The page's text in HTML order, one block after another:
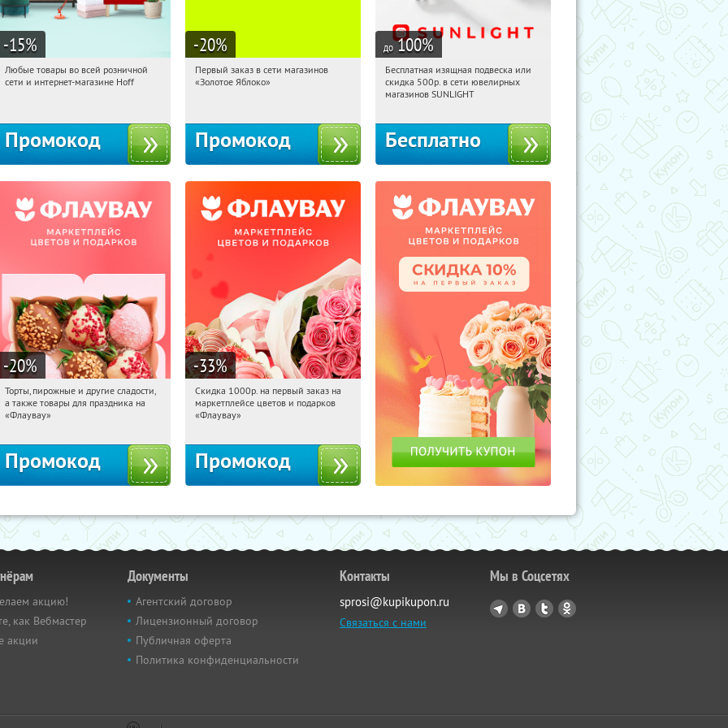
-15%
20:44:32 Получили:
Любые товары во всей розничной
сети и интернет-магазине Hoff
Промокод
-20%
20:44:32
Получи первым!
Первый заказ в сети магазинов
«Золотое Яблоко»
Промокод
до 100%
20:44:32 Получили:
Россия
Бесплатная изящная подвеска или
скидка 500р. в сети ювелирных
магазинов SUNLIGHT
Бесплатно
-20%
20:44:32 Получили:
Россия
Торты, пирожные и другие сладости,
а также товары для праздника на
«Флаувау»
Промокод
-33%
20:44:32 Получили:
Россия
Скидка 1000р. на первый заказ на
маркетплейсе цветов и подарков
«Флаувау»
Промокод
акцию!
как Вебмастер
акции
Документы
Агентский договор
Лицензионный договор
Публичная оферта
Политика конфиденциальности
Контакты
sprosi@kupikupon.ru
Связаться с нами
Мы в Соцсетях